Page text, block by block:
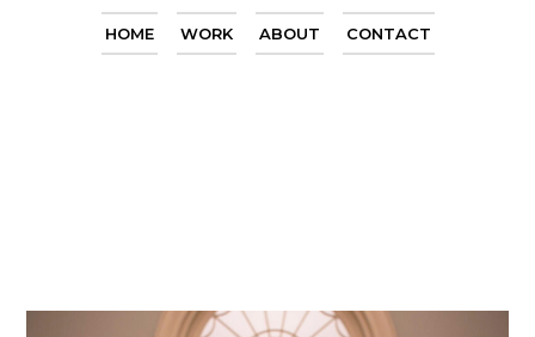
HOME WORK ABOUT CONTACT